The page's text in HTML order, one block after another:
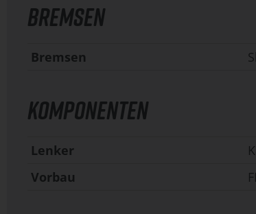
BREMSEN
Bremsen
KOMPONENTEN
Lenker
Vorbau